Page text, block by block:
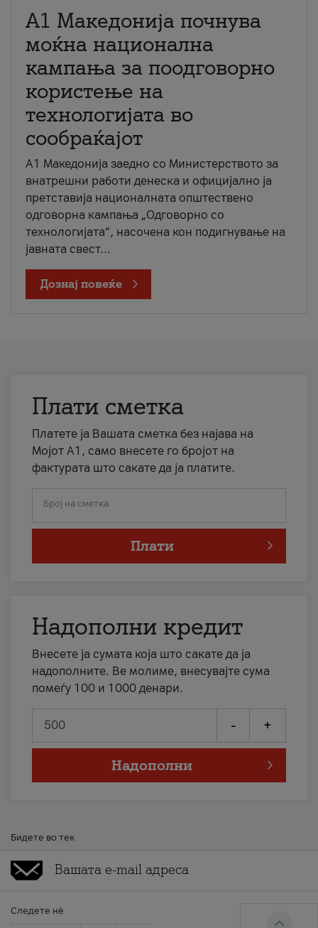
A1 Македонија почнува
моќна национална
кампања за поодговорно
користење на
технологијата во
сообраќајот
A1 Македонија заедно со Министерството за
внатрешни работи денеска и официјално ја
претставија националната општествено
одговорна кампања „Одговорно со
технологијата“, насочена кон подигнување на
јавната свест...
Дознај повеќе
Плати сметка
Платете ја Вашата сметка без најава на
Мојот А1, само внесете го бројот на
фактурата што сакате да ја платите.
Број на сметка
Плати
Надополни кредит
Внесете ја сумата која што сакате да ја
надополните. Ве молиме, внесувајте сума
помеѓу 100 и 1000 денари.
- +
Надополни
Бидете во тек
Следете нè